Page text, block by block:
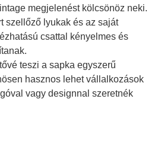
megjelenést kölcsönöz neki.
szellőző lyukak és az saját
csattal kényelmes és
teszi a sapka egyszerű
hasznos lehet vállalkozások
vagy designnal szeretnék